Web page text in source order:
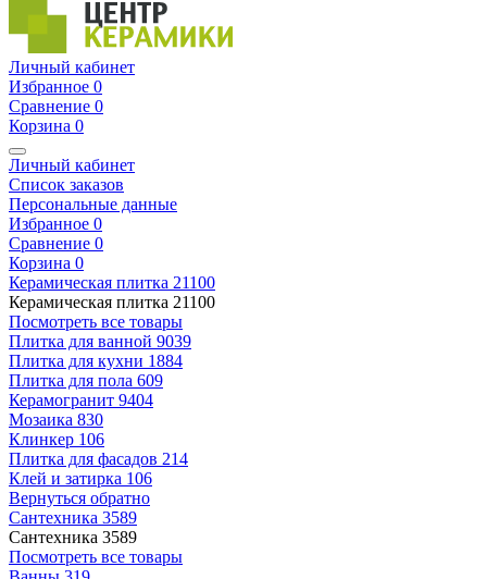
Личный кабинет
Избранное 0
Сравнение 0
Корзина 0
Личный кабинет
Список заказов
Персональные данные
Избранное 0
Сравнение 0
Корзина 0
Керамическая плитка 21100
Керамическая плитка 21100
Посмотреть все товары
Плитка для ванной 9039
Плитка для кухни 1884
Плитка для пола 609
Керамогранит 9404
Мозаика 830
Клинкер 106
Плитка для фасадов 214
Клей и затирка 106
Вернуться обратно
Сантехника 3589
Сантехника 3589
Посмотреть все товары